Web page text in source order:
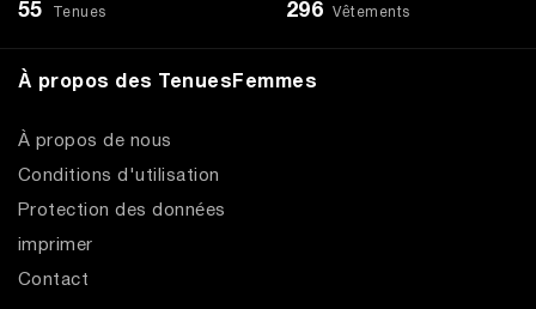
55 Tenues 296 Vêtements
À propos des TenuesFemmes
À propos de nous
Conditions d'utilisation
Protection des données
imprimer
Contact